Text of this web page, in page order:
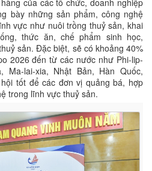
của các tổ chức, doanh nghiệp
bày những sản phẩm, công nghệ
vực như nuôi trồng thuỷ sản, khai
thức ăn, chế phẩm sinh học,
sản. Đặc biệt, sẽ có khoảng 40%
2026 đến từ các nước như Phi-lip-
Ma-lai-xia, Nhật Bản, Hàn Quốc,
tốt để các đơn vị quảng bá, hợp
trong lĩnh vực thuỷ sản.